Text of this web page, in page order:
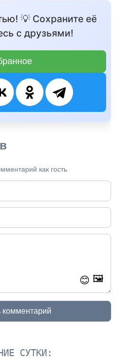
💡 Сохраните её
с друзьями!
как гость
😊 🖼️
комментарий
СУТКИ: